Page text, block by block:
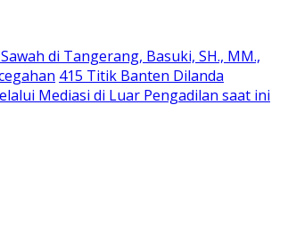
di Tangerang, Basuki, SH., MM.,
415 Titik Banten Dilanda
Mediasi di Luar Pengadilan saat ini